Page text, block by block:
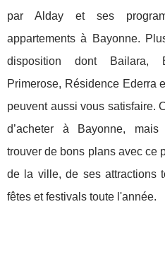
par Alday et ses
appartements à Bayonne.
disposition dont Bailara,
Primerose, Résidence Ederra
peuvent aussi vous satisfaire.
d’acheter à Bayonne,
trouver de bons plans avec ce
de la ville, de ses attractions
fêtes et festivals toute l'année.